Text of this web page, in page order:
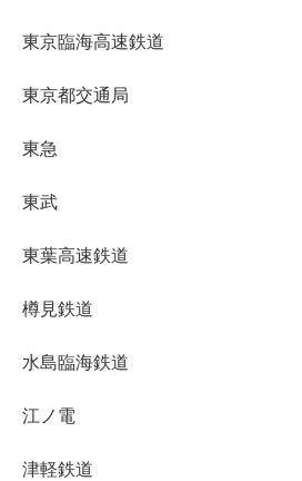
東京臨海高速鉄道
東京都交通局
東急
東武
東葉高速鉄道
樽見鉄道
水島臨海鉄道
江ノ電
津軽鉄道